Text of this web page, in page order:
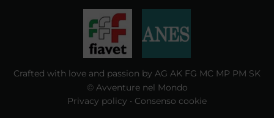
Crafted with love and passion by AG AK FG MC MP PM SK
© Avventure nel Mondo
Privacy policy • Consenso cookie